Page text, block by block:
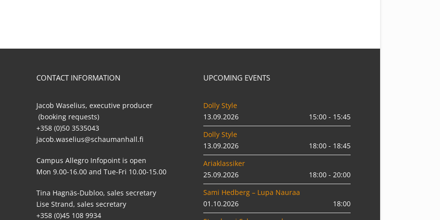
CONTACT INFORMATION
Jacob Waselius, executive producer
(booking requests)
+358 (0)50 3535043
jacob.waselius@schaumanhall.fi
Campus Allegro Infopoint is open
Mon 9.00-16.00 and Tue-Fri 10.00-15.00
Tina Hagnäs-Dubloo, sales secretary
Lise Strand, sales secretary
+358 (0)45 108 9934
UPCOMING EVENTS
Dolly Style
13.09.2026
15:00 - 15:45
Dolly Style
13.09.2026
18:00 - 18:45
Ariaklassiker
25.09.2026
18:00 - 20:00
Sami Hedberg – Lupa Nauraa
01.10.2026
18:00